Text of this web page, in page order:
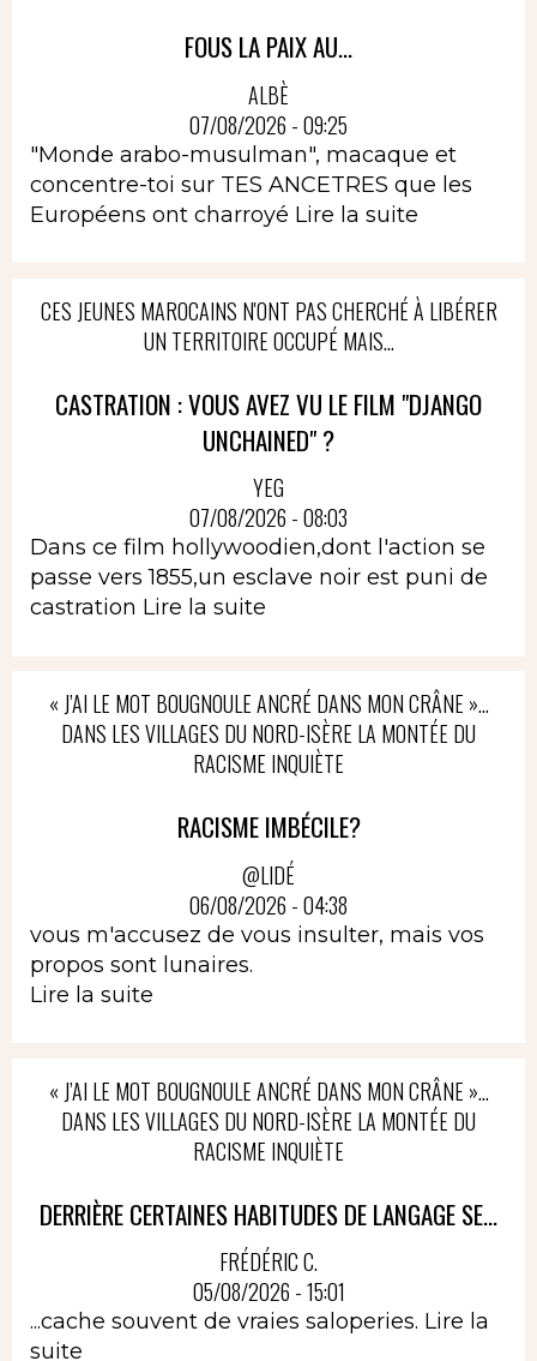
FOUS LA PAIX AU...
ALBÈ
07/08/2026 - 09:25
"Monde arabo-musulman", macaque et
concentre-toi sur TES ANCETRES que les
Européens ont charroyé Lire la suite
CES JEUNES MAROCAINS N'ONT PAS CHERCHÉ À LIBÉRER
UN TERRITOIRE OCCUPÉ MAIS...
CASTRATION : VOUS AVEZ VU LE FILM "DJANGO
UNCHAINED" ?
YEG
07/08/2026 - 08:03
Dans ce film hollywoodien,dont l'action se
passe vers 1855,un esclave noir est puni de
castration Lire la suite
« J’AI LE MOT BOUGNOULE ANCRÉ DANS MON CRÂNE »…
DANS LES VILLAGES DU NORD-ISÈRE LA MONTÉE DU
RACISME INQUIÈTE
RACISME IMBÉCILE?
@LIDÉ
06/08/2026 - 04:38
vous m'accusez de vous insulter, mais vos
propos sont lunaires.
Lire la suite
« J’AI LE MOT BOUGNOULE ANCRÉ DANS MON CRÂNE »…
DANS LES VILLAGES DU NORD-ISÈRE LA MONTÉE DU
RACISME INQUIÈTE
DERRIÈRE CERTAINES HABITUDES DE LANGAGE SE...
FRÉDÉRIC C.
05/08/2026 - 15:01
...cache souvent de vraies saloperies. Lire la
suite